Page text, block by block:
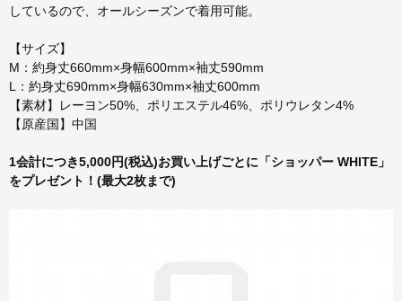
しているので、オールシーズンで着用可能。
【サイズ】
M：約身丈660mm×身幅600mm×袖丈590mm
L：約身丈690mm×身幅630mm×袖丈600mm
【素材】レーヨン50%、ポリエステル46%、ポリウレタン4%
【原産国】中国
1会計につき5,000円(税込)お買い上げごとに「ショッパー WHITE」
をプレゼント！(最大2枚まで)